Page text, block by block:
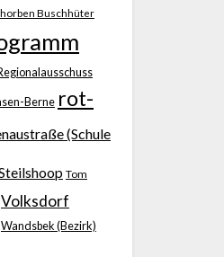
Buschhüter
Berne rot-
(Schule
Tom
Volksdorf
Wandsbek (Bezirk)